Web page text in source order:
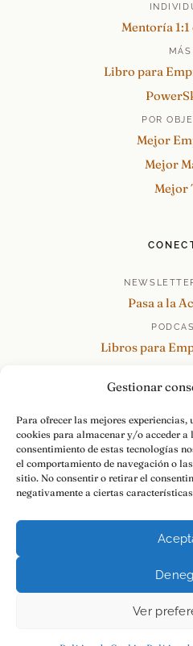
Gestionar
Para ofrecer las mejores
cookies para almacenar y/o acceder
consentimiento de estas tecnologías
el comportamiento de navegación o
sitio. No consentir o retirar el
negativamente a ciertas
Ver
Mentoría
MÁS
Libro para
POR
Mejor
Mejor
Mejor
Pasa a la
Libros para
re:Invéntate /
Contacto y
Aviso Legal
Pasa a la